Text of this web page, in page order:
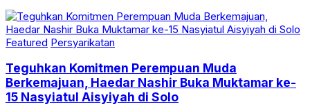
Featured Persyarikatan
Teguhkan Komitmen Perempuan Muda
Berkemajuan, Haedar Nashir Buka Muktamar ke-
15 Nasyiatul Aisyiyah di Solo